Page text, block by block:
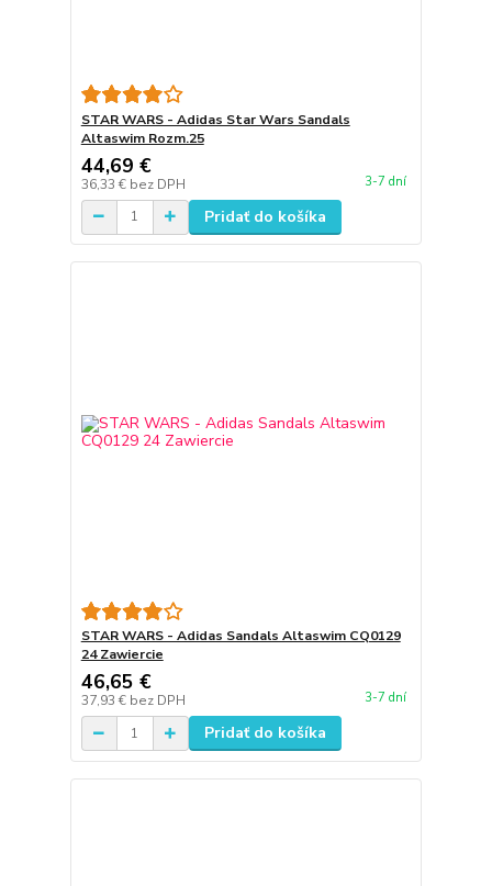
STAR WARS - Adidas Star Wars Sandals
Altaswim Rozm.25
44,69 €
36,33 € bez DPH 3-7 dní
Pridať do košíka
STAR WARS - Adidas Sandals Altaswim CQ0129
24 Zawiercie
46,65 €
37,93 € bez DPH 3-7 dní
Pridať do košíka